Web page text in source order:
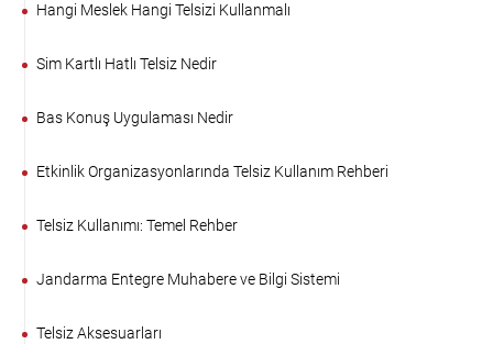
Hangi Meslek Hangi Telsizi Kullanmalı
Sim Kartlı Hatlı Telsiz Nedir
Bas Konuş Uygulaması Nedir
Etkinlik Organizasyonlarında Telsiz Kullanım Rehberi
Telsiz Kullanımı: Temel Rehber
Jandarma Entegre Muhabere ve Bilgi Sistemi
Telsiz Aksesuarları